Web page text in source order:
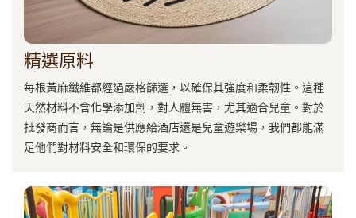
精選原料
每根黃麻纖維都經過嚴格篩選，以確保其強度和柔韌性。這種
天然材料不含化學添加劑，對人體無害，尤其適合兒童。對於
批發商而言，無論是供應給酒店還是兒童遊樂場，我們都能滿
足他們對材料安全和環保的要求。